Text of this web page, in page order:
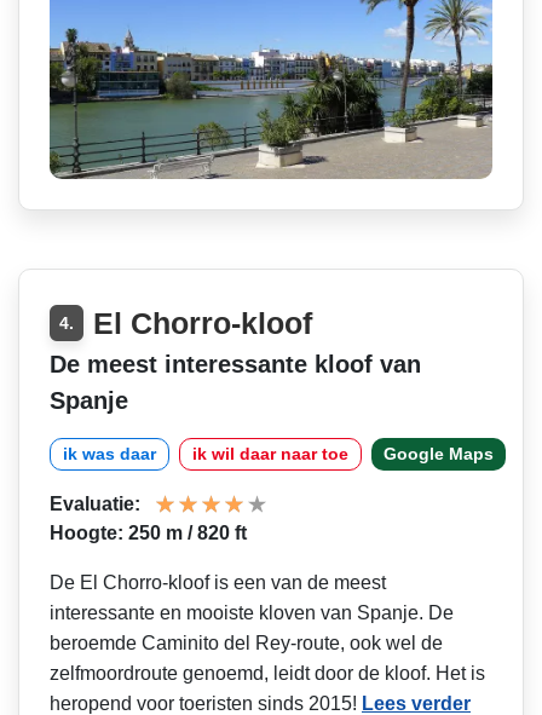
4. El Chorro-kloof
De meest interessante kloof van
Spanje
ik was daar ik wil daar naar toe Google Maps
Evaluatie:
Hoogte: 250 m / 820 ft
De El Chorro-kloof is een van de meest
interessante en mooiste kloven van Spanje. De
beroemde Caminito del Rey-route, ook wel de
zelfmoordroute genoemd, leidt door de kloof. Het is
heropend voor toeristen sinds 2015! Lees verder